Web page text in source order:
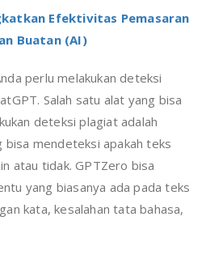
Efektivitas Pemasaran
Buatan (AI)
perlu melakukan deteksi
Salah satu alat yang bisa
deteksi plagiat adalah
bisa mendeteksi apakah teks
atau tidak. GPTZero bisa
yang biasanya ada pada teks
kata, kesalahan tata bahasa,